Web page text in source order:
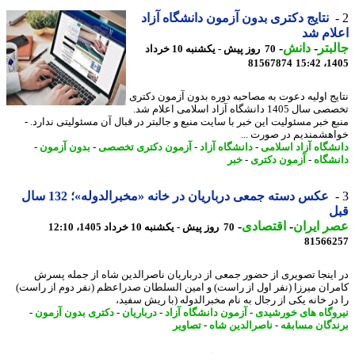
نتایج دکتری بدون آزمون دانشگاه آزاد
شد
-دانش -
70 روز پیش - یکشنبه 10 خرداد
81567874
اولیه دعوت به مصاحبه دوره بدون آزمون دکتری
تخصصی سال 1405 دانشگاه آزاد اسلامی اعلام شد.
خبر مسئولیت این خبر با سایت منبع و جالبتر در قبال آن مسئولیتی ندارد. -
در صورت ...
آزاد اسلامی-دانشگاه آزاد- آزمون دکتری تخصصی-بدون آزمون -
-آزمون دکتری- خبر
عکس دسته جمعی درباریان در خانه «مخبرالدوله»؛ 132 سال
ایران- اقتصادی-70 روز پیش - یکشنبه 10 خرداد 1405، 12:10
تصویری از حضور جمعی از درباریان ناصرالدین شاه از جمله پسرش
میرزا (نفر اول از راست) و امین السلطان صدراعظم (نفر دوم از راست)
خانه یکی از رجال به نام مخبرالدوله (با ریش سفید،
های خورشیدی-آزمون دانشگاه آزاد- درباریان-دکتری بدون آزمون -
مسابقه-ناصرالدین شاه -تصاویر